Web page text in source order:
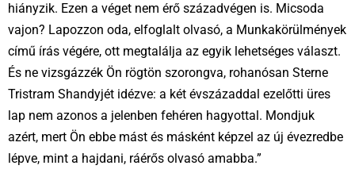
hiányzik. Ezen a véget nem érő századvégen is. Micsoda
vajon? Lapozzon oda, elfoglalt olvasó, a Munkakörülmények
című írás végére, ott megtalálja az egyik lehetséges választ.
És ne vizsgázzék Ön rögtön szorongva, rohanósan Sterne
Tristram Shandyjét idézve: a két évszázaddal ezelőtti üres
lap nem azonos a jelenben fehéren hagyottal. Mondjuk
azért, mert Ön ebbe mást és másként képzel az új évezredbe
lépve, mint a hajdani, ráérős olvasó amabba.”